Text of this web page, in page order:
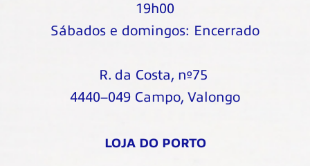
19h00
Sábados e domingos: Encerrado
R. da Costa, nº75
4440–049 Campo, Valongo
LOJA DO PORTO